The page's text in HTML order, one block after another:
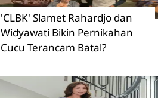
'CLBK' Slamet Rahardjo dan
Widyawati Bikin Pernikahan
Cucu Terancam Batal?